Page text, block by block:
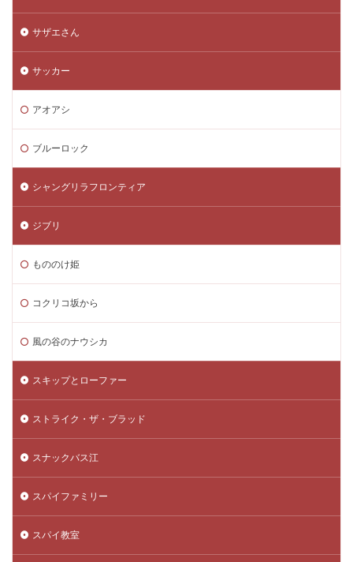
サザエさん
サッカー
アオアシ
ブルーロック
シャングリラフロンティア
ジブリ
もののけ姫
コクリコ坂から
風の谷のナウシカ
スキップとローファー
ストライク・ザ・ブラッド
スナックバス江
スパイファミリー
スパイ教室